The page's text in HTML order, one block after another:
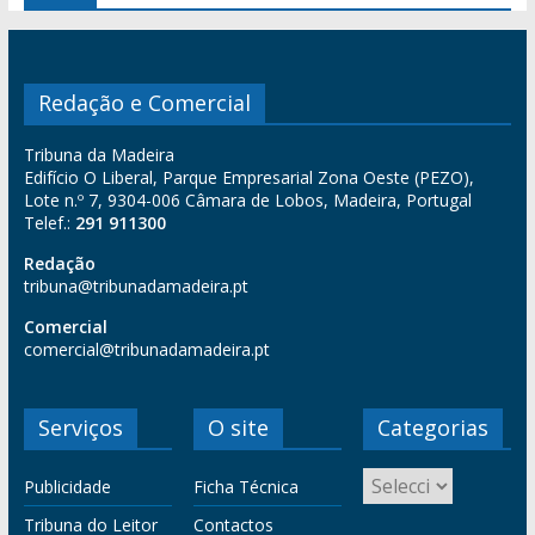
Redação e Comercial
Tribuna da Madeira
Edifício O Liberal, Parque Empresarial Zona Oeste (PEZO),
Lote n.º 7, 9304-006 Câmara de Lobos, Madeira, Portugal
Telef.: 291 911300
Redação
tribuna@tribunadamadeira.pt
Comercial
comercial@tribunadamadeira.pt
Serviços
Publicidade
Tribuna do Leitor
O site
Ficha Técnica
Contactos
Categorias